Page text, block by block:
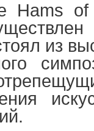
Hams of
из